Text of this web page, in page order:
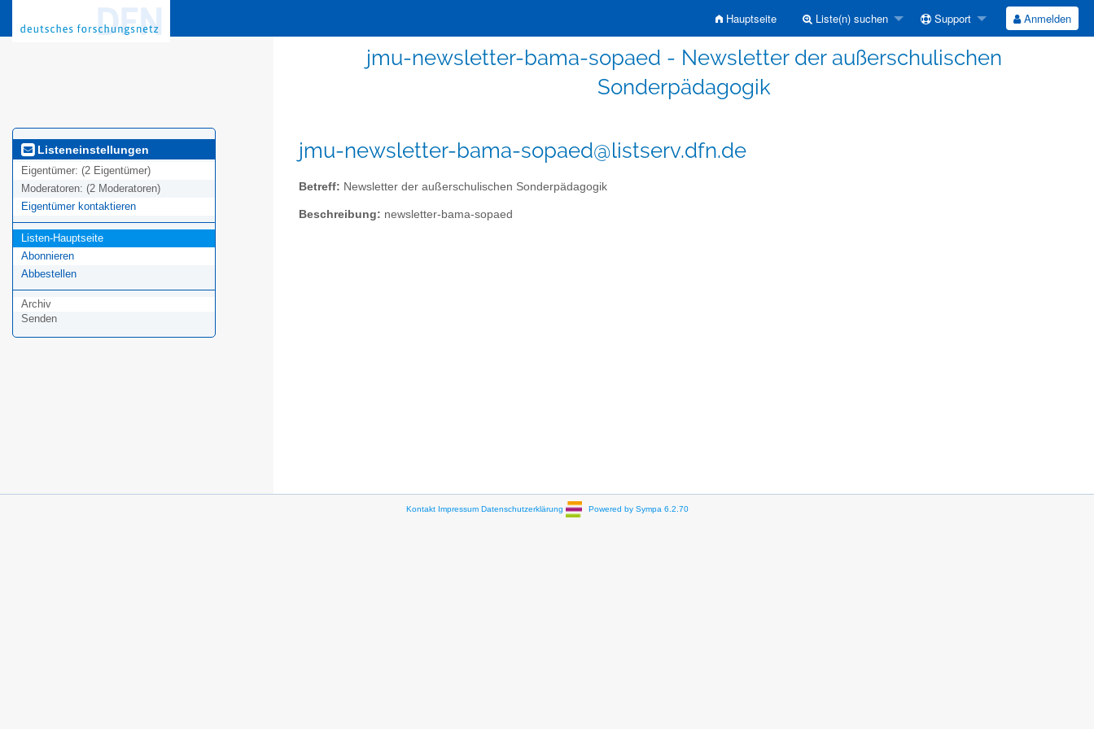
Hauptseite Liste(n) suchen Support Anmelden
jmu-newsletter-bama-sopaed - Newsletter der außerschulischen
Sonderpädagogik
Listeneinstellungen
Eigentümer: (2 Eigentümer)
Moderatoren: (2 Moderatoren)
Eigentümer kontaktieren
Listen-Hauptseite
Abonnieren
Abbestellen
Archiv
Senden
jmu-newsletter-bama-sopaed@listserv.dfn.de
Betreff: Newsletter der außerschulischen Sonderpädagogik
Beschreibung: newsletter-bama-sopaed
Kontakt Impressum Datenschutzerklärung Powered by Sympa 6.2.70